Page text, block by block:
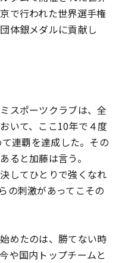
で行われた世界選手権
体銀メダルに貢献し
スポーツクラブは、全
いて、ここ10年で４度
連覇を達成した。その
ると加藤は言う。
してひとりで強くなれ
の刺激があってこその
めたのは、勝てない時
や国内トップチームと